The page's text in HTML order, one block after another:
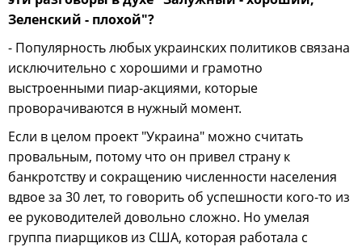
Зеленский - плохой"?
- Популярность любых украинских политиков связана
исключительно с хорошими и грамотно
выстроенными пиар-акциями, которые
проворачиваются в нужный момент.
Если в целом проект "Украина" можно считать
провальным, потому что он привел страну к
банкротству и сокращению численности населения
вдвое за 30 лет, то говорить об успешности кого-то из
ее руководителей довольно сложно. Но умелая
группа пиарщиков из США, которая работала с